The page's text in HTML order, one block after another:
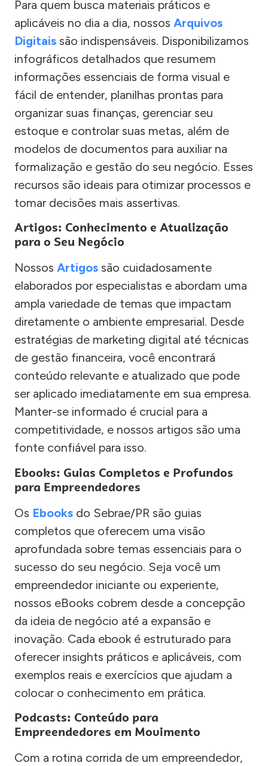
Para quem busca materiais práticos e
aplicáveis no dia a dia, nossos Arquivos
Digitais são indispensáveis. Disponibilizamos
infográficos detalhados que resumem
informações essenciais de forma visual e
fácil de entender, planilhas prontas para
organizar suas finanças, gerenciar seu
estoque e controlar suas metas, além de
modelos de documentos para auxiliar na
formalização e gestão do seu negócio. Esses
recursos são ideais para otimizar processos e
tomar decisões mais assertivas.
Artigos: Conhecimento e Atualização
para o Seu Negócio
Nossos Artigos são cuidadosamente
elaborados por especialistas e abordam uma
ampla variedade de temas que impactam
diretamente o ambiente empresarial. Desde
estratégias de marketing digital até técnicas
de gestão financeira, você encontrará
conteúdo relevante e atualizado que pode
ser aplicado imediatamente em sua empresa.
Manter-se informado é crucial para a
competitividade, e nossos artigos são uma
fonte confiável para isso.
Ebooks: Guias Completos e Profundos
para Empreendedores
Os Ebooks do Sebrae/PR são guias
completos que oferecem uma visão
aprofundada sobre temas essenciais para o
sucesso do seu negócio. Seja você um
empreendedor iniciante ou experiente,
nossos eBooks cobrem desde a concepção
da ideia de negócio até a expansão e
inovação. Cada ebook é estruturado para
oferecer insights práticos e aplicáveis, com
exemplos reais e exercícios que ajudam a
colocar o conhecimento em prática.
Podcasts: Conteúdo para
Empreendedores em Movimento
Com a rotina corrida de um empreendedor,